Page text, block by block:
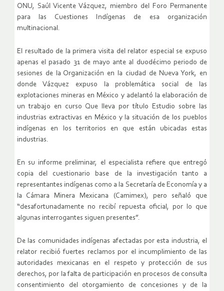
ONU, Saúl Vicente Vázquez, miembro del Foro Permanente
para las Cuestiones Indígenas de esa organización
multinacional.
El resultado de la primera visita del relator especial se expuso
apenas el pasado 31 de mayo ante al duodécimo periodo de
sesiones de la Organización en la ciudad de Nueva York, en
donde Vázquez expuso la problemática social de las
explotaciones mineras en México y adelantó la elaboración de
un trabajo en curso Que lleva por título Estudio sobre las
industrias extractivas en México y la situación de los pueblos
indígenas en los territorios en que están ubicadas estas
industrias.
En su informe preliminar, el especialista refiere que entregó
copia del cuestionario base de la investigación tanto a
representantes indígenas como a la Secretaría de Economía y a
la Cámara Minera Mexicana (Camimex), pero señaló que
“desafortunadamente no recibí repuesta oficial, por lo que
algunas interrogantes siguen presentes”.
De las comunidades indígenas afectadas por esta industria, el
relator recibió fuertes reclamos por el incumplimiento de las
autoridades mexicanas en el respeto y protección de sus
derechos, por la falta de participación en procesos de consulta
consentimiento del otorgamiento de concesiones y de la